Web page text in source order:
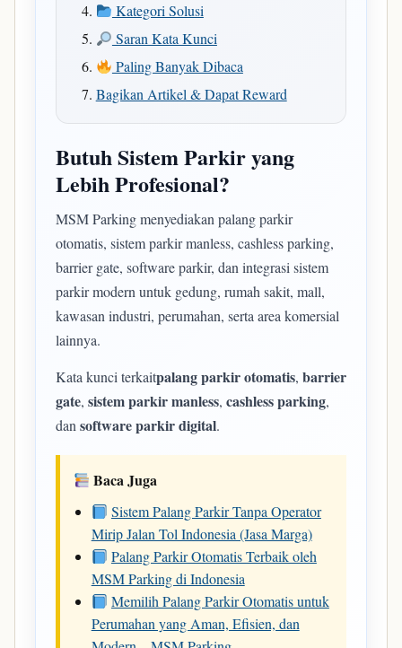
Kategori Solusi
Saran Kata Kunci
Paling Banyak Dibaca
Bagikan Artikel & Dapat Reward
Butuh Sistem Parkir yang
Lebih Profesional?
MSM Parking menyediakan palang parkir
otomatis, sistem parkir manless, cashless parking,
barrier gate, software parkir, dan integrasi sistem
parkir modern untuk gedung, rumah sakit, mall,
kawasan industri, perumahan, serta area komersial
lainnya.
Kata kunci terkaitpalang parkir otomatis, barrier
gate, sistem parkir manless, cashless parking,
dansoftware parkir digital.
Baca Juga
Sistem Palang Parkir Tanpa Operator
Mirip Jalan Tol Indonesia (Jasa Marga)
Palang Parkir Otomatis Terbaik oleh
MSM Parking di Indonesia
Memilih Palang Parkir Otomatis untuk
Perumahan yang Aman, Efisien, dan